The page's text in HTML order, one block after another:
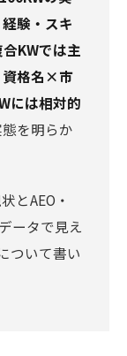
験・スキ
KWでは主
資格名×市
には相対的
を明らか
とAEO・
ータで見え
ついて書い